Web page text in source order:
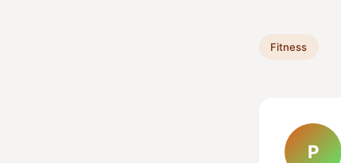
Fitness
P